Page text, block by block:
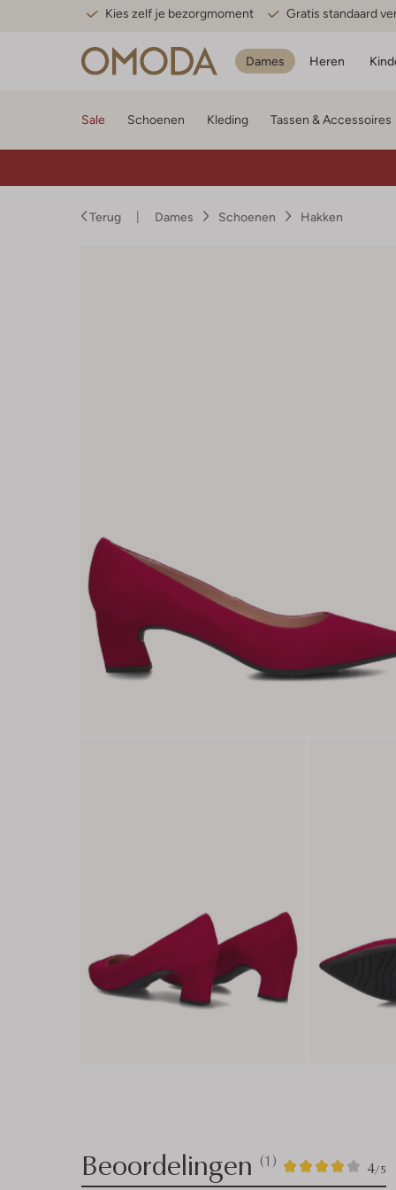
Kies zelf je bezorgmoment Gratis standaard
Dames Heren
Sale Schoenen Kleding Tassen & Accessoires
Terug Dames Schoenen Hakken
Beoordelingen (1) 4/5
1
4